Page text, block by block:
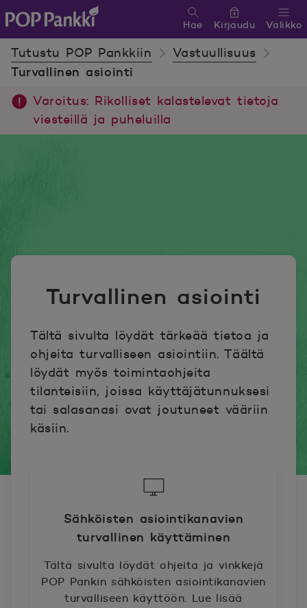
POP Pankki, etusivulle
Valikko
Hae Kirjaudu
Tutustu POP Pankkiin Vastuullisuus
Turvallinen asiointi
Varoitus: Rikolliset kalastelevat tietoja
viesteillä ja puheluilla
Turvallinen asiointi
Tältä sivulta löydät tärkeää tietoa ja
ohjeita turvalliseen asiointiin. Täältä
löydät myös toimintaohjeita
tilanteisiin, joissa käyttäjätunnuksesi
tai salasanasi ovat joutuneet vääriin
käsiin.
Sähköisten asiointikanavien
turvallinen käyttäminen
Tältä sivulta löydät ohjeita ja vinkkejä
POP Pankin sähköisten asiointikanavien
turvalliseen käyttöön. Lue lisää